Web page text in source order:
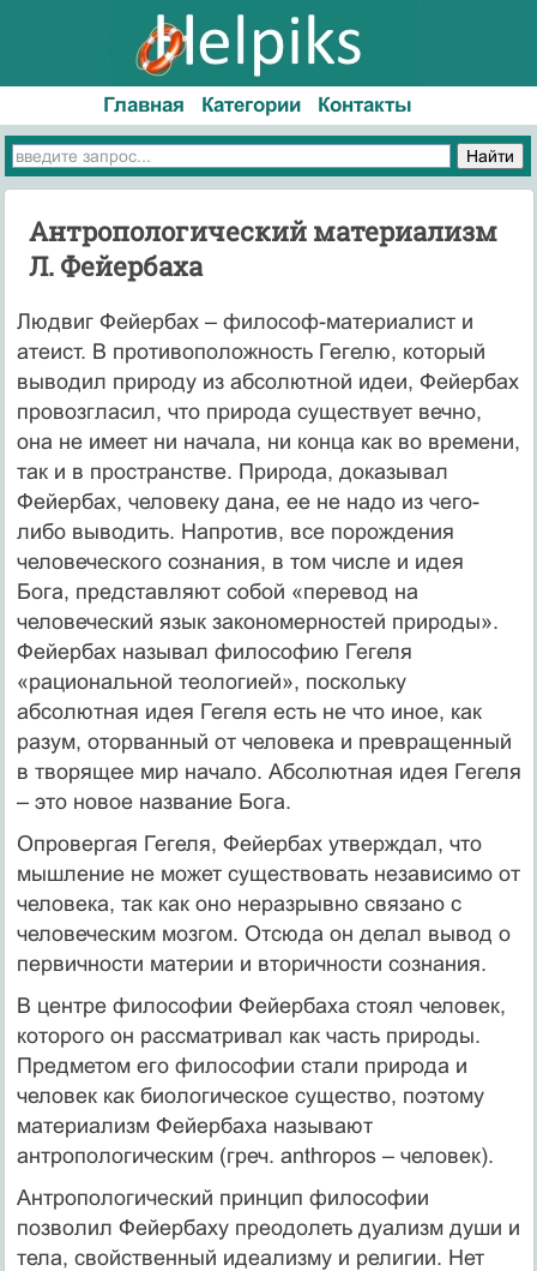
Главная Категории Контакты
Антропологический материализм
Л. Фейербаха
Людвиг Фейербах – философ-материалист и
атеист. В противоположность Гегелю, который
выводил природу из абсолютной идеи, Фейербах
провозгласил, что природа существует вечно,
она не имеет ни начала, ни конца как во времени,
так и в пространстве. Природа, доказывал
Фейербах, человеку дана, ее не надо из чего-
либо выводить. Напротив, все порождения
человеческого сознания, в том числе и идея
Бога, представляют собой «перевод на
человеческий язык закономерностей природы».
Фейербах называл философию Гегеля
«рациональной теологией», поскольку
абсолютная идея Гегеля есть не что иное, как
разум, оторванный от человека и превращенный
в творящее мир начало. Абсолютная идея Гегеля
– это новое название Бога.
Опровергая Гегеля, Фейербах утверждал, что
мышление не может существовать независимо от
человека, так как оно неразрывно связано с
человеческим мозгом. Отсюда он делал вывод о
первичности материи и вторичности сознания.
В центре философии Фейербаха стоял человек,
которого он рассматривал как часть природы.
Предметом его философии стали природа и
человек как биологическое существо, поэтому
материализм Фейербаха называют
антропологическим (греч. anthropos – человек).
Антропологический принцип философии
позволил Фейербаху преодолеть дуализм души и
тела, свойственный идеализму и религии. Нет